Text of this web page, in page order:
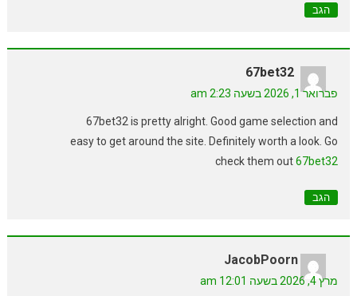
הגב
67bet32
פברואר 1, 2026 בשעה 2:23 am
67bet32 is pretty alright. Good game selection and
easy to get around the site. Definitely worth a look. Go
check them out67bet32
הגב
JacobPoorn
מרץ 4, 2026 בשעה 12:01 am